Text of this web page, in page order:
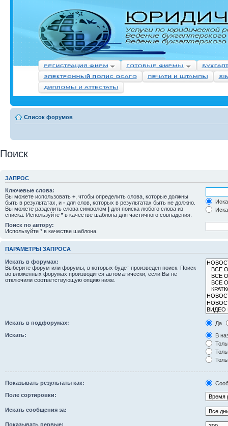
Список форумов
Поиск
ЗАПРОС
Ключевые слова:
Вы можете использовать + , чтобы определить слова, которые должны
быть в результатах, и - для слов, которых в результатах быть не должно.
Вы можете разделить слова символом | для поиска любого слова из
списка. Используйте * в качестве шаблона для частичного совпадения.
Поиск по автору:
Используйте * в качестве шаблона.
ПАРАМЕТРЫ ЗАПРОСА
Искать в форумах:
Выберите форум или форумы, в которых будет произведен поиск. Поиск
во вложенных форумах производится автоматически, если Вы не
отключили соответствующую опцию ниже.
Искать в подфорумах:
Да
Искать:
В
Показывать результаты как:
Поле сортировки:
Искать сообщения за:
Показывать первые: